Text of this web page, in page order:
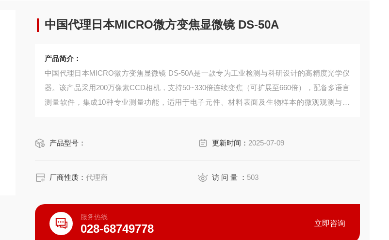
中国代理日本MICRO微方变焦显微镜 DS-50A
产品简介：
中国代理日本MICRO微方变焦显微镜 DS-50A是一款专为工业检测与科研设计的高精度光学仪
器。该产品采用200万像素CCD相机，支持50~330倍连续变焦（可扩展至660倍），配备多语言
测量软件，集成10种专业测量功能，适用于电子元件、材料表面及生物样本的微观观测与分
产品型号：
更新时间： 2025-07-09
厂商性质：代理商 访 问 量 ： 503
服务热线
028-68749778 立即咨询